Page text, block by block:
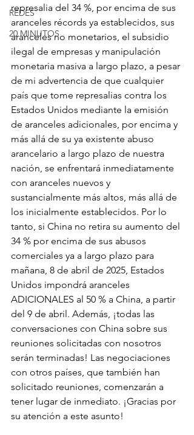
REDES
20 MINUTOS
represalia del 34 %, por encima de sus
aranceles récords ya establecidos, sus
aranceles no monetarios, el subsidio
ilegal de empresas y manipulación
monetaria masiva a largo plazo, a pesar
de mi advertencia de que cualquier
país que tome represalias contra los
Estados Unidos mediante la emisión
de aranceles adicionales, por encima y
más allá de su ya existente abuso
arancelario a largo plazo de nuestra
nación, se enfrentará inmediatamente
con aranceles nuevos y
sustancialmente más altos, más allá de
los inicialmente establecidos. Por lo
tanto, si China no retira su aumento del
34 % por encima de sus abusos
comerciales ya a largo plazo para
mañana, 8 de abril de 2025, Estados
Unidos impondrá aranceles
ADICIONALES al 50 % a China, a partir
del 9 de abril. Además, ¡todas las
conversaciones con China sobre sus
reuniones solicitadas con nosotros
serán terminadas! Las negociaciones
con otros países, que también han
solicitado reuniones, comenzarán a
tener lugar de inmediato. ¡Gracias por
su atención a este asunto!